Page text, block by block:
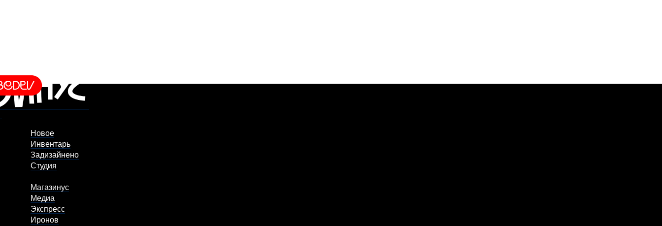
Новое
Инвентарь
Задизайнено
Студия
Магазинус
Медиа
Экспресс
Иронов